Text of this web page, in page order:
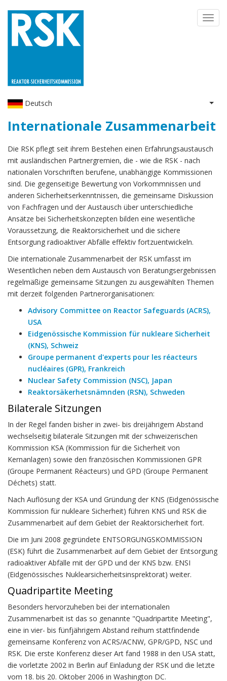
Direkt
Inhalt
Deutsch
Internationale Zusammenarbeit
Die RSK pflegt seit ihrem Bestehen einen Erfahrungsaustausch
mit ausländischen Partnergremien, die - wie die RSK - nach
nationalen Vorschriften berufene, unabhängige Kommissionen
sind. Die gegenseitige Bewertung von Vorkommnissen und
anderen Sicherheitserkenntnissen, die gemeinsame Diskussion
von Fachfragen und der Austausch über unterschiedliche
Ansätze bei Sicherheitskonzepten bilden eine wesentliche
Voraussetzung, die Reaktorsicherheit und die sichere
Entsorgung radioaktiver Abfälle effektiv fortzuentwickeln.
Die internationale Zusammenarbeit der RSK umfasst im
Wesentlichen neben dem Austausch von Beratungsergebnissen
regelmäßige gemeinsame Sitzungen zu ausgewählten Themen
mit derzeit folgenden Partnerorganisationen:
Advisory Committee on Reactor Safeguards (ACRS),
USA
Eidgenössische Kommission für nukleare Sicherheit
(KNS), Schweiz
Groupe permanent d'experts pour les réacteurs
nucléaires (GPR), Frankreich
Nuclear Safety Commission (NSC), Japan
Reaktorsäkerhetsnämnden (RSN), Schweden
Bilaterale Sitzungen
In der Regel fanden bisher in zwei- bis dreijährigem Abstand
wechselseitig bilaterale Sitzungen mit der schweizerischen
Kommission KSA (Kommission für die Sicherheit von
Kernanlagen) sowie den französischen Kommissionen GPR
(Groupe Permanent Réacteurs) und GPD (Groupe Permanent
Déchets) statt.
Nach Auflösung der KSA und Gründung der KNS (Eidgenössische
Kommission für nukleare Sicherheit) führen KNS und RSK die
Zusammenarbeit auf dem Gebiet der Reaktorsicherheit fort.
Die im Juni 2008 gegründete ENTSORGUNGSKOMMISSION
(ESK) führt die Zusammenarbeit auf dem Gebiet der Entsorgung
radioaktiver Abfälle mit der GPD und der KNS bzw. ENSI
(Eidgenössisches Nuklearsicherheitsinsprektorat) weiter.
Quadripartite Meeting
Besonders hervorzuheben bei der internationalen
Zusammenarbeit ist das so genannte "Quadripartite Meeting",
eine in vier- bis fünfjährigem Abstand reihum stattfindende
gemeinsame Konferenz von ACRS/ACNW, GPR/GPD, NSC und
RSK. Die erste Konferenz dieser Art fand 1988 in den USA statt,
die vorletzte 2002 in Berlin auf Einladung der RSK und die letzte
vom 18. bis 20. Oktober 2006 in Washington DC.